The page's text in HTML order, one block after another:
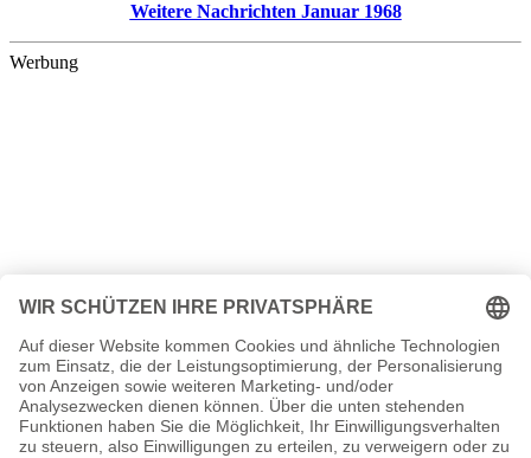
Weitere Nachrichten Januar 1968
Werbung